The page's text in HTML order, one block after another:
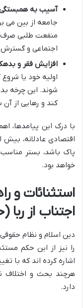
آسیب به
جامعه از بین می
منفعت طلبی صرف
اجتماعی و گسترش
افزایش فقر و
اولیه خود یا
شوند. این چرخه
کند و رهایی از آن
با درک این پیامدها،
اقتصادی عادلانه،
پاک باشد، بستر
خواهد بود.
استثنائات و
اجتناب از ربا
دین اسلام و نظام
را نیز از این حکم
اشاره کرده اند که با
هرچند بحث و اختلاف
دارد.